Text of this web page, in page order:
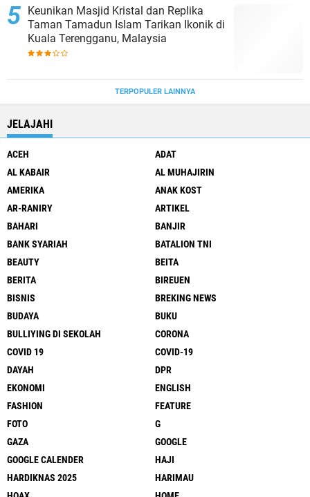
Keunikan Masjid Kristal dan Replika
Taman Tamadun Islam Tarikan Ikonik di
Kuala Terengganu, Malaysia
TERPOPULER LAINNYA
JELAJAHI
ACEH
ADAT
AL KABAIR
AL MUHAJIRIN
AMERIKA
ANAK KOST
AR-RANIRY
ARTIKEL
BAHARI
BANJIR
BANK SYARIAH
BATALION TNI
BEAUTY
BEITA
BERITA
BIREUEN
BISNIS
BREKING NEWS
BUDAYA
BUKU
BULLIYING DI SEKOLAH
CORONA
COVID 19
COVID-19
DAYAH
DPR
EKONOMI
ENGLISH
FASHION
FEATURE
FOTO
G
GAZA
GOOGLE
GOOGLE CALENDER
HAJI
HARDIKNAS 2025
HARIMAU